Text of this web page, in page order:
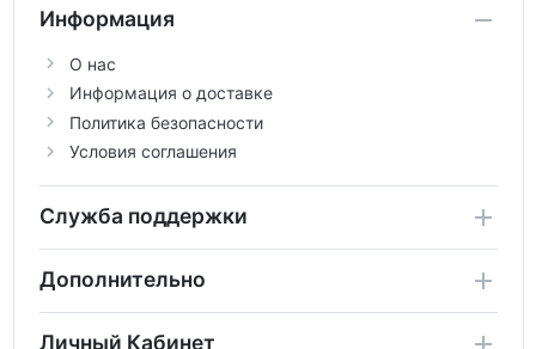
Информация
О нас
Информация о доставке
Политика безопасности
Условия соглашения
Служба поддержки
Дополнительно
Личный Кабинет